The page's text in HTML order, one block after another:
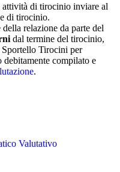
attività di tirocinio inviare al
di tirocinio.
relazione da parte del
dal termine del tirocinio,
Sportello Tirocini per
compilato e
.
Valutativo